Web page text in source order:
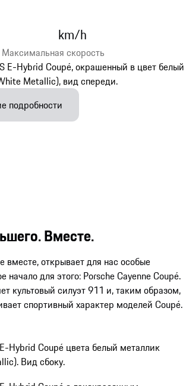
Максимальная скорость
km/h
подробности
Вместе.
вместе, открывает для нас особые
начало для этого: Porsche Cayenne Coupé.
культовый силуэт 911 и, таким образом,
спортивный характер моделей Coupé.